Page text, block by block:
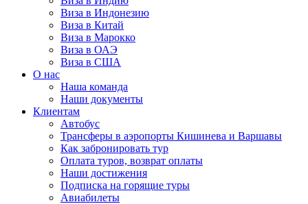
Виза в Индонезию
Виза в Китай
Виза в Марокко
Виза в ОАЭ
Виза в США
О нас
Наша команда
Наши документы
Клиентам
Автобус
Трансферы в аэропорты Кишинева и Варшавы
Как забронировать тур
Оплата туров, возврат оплаты
Наши достижения
Подписка на горящие туры
Авиабилеты